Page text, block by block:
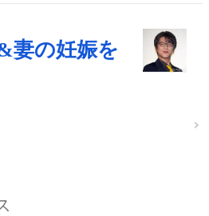
妻の妊娠を